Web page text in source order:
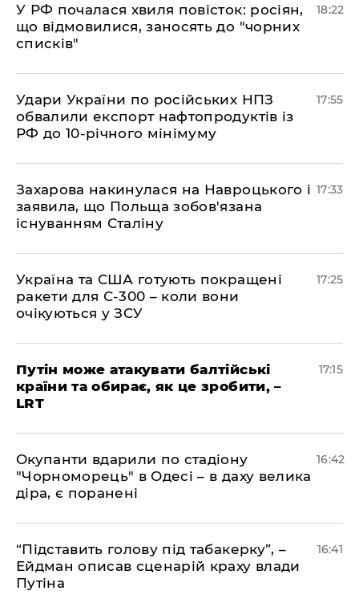
​У РФ почалася хвиля повісток: росіян,
що відмовилися, заносять до "чорних
списків"
18:22
​Удари України по російських НПЗ
обвалили експорт нафтопродуктів із
РФ до 10-річного мінімуму
17:55
​Захарова накинулася на Навроцького і
заявила, що Польща зобов'язана
існуванням Сталіну
17:33
​Україна та США готують покращені
ракети для С-300 – коли вони
очікуються у ЗСУ
17:25
​Путін може атакувати балтійські
країни та обирає, як це зробити, –
LRT
17:15
​Окупанти вдарили по стадіону
"Чорноморець" в Одесі – в даху велика
діра, є поранені
16:42
​“Підставить голову під табакерку”, –
Ейдман описав сценарій краху влади
Путіна
16:41